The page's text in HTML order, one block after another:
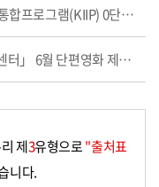
2026년 2학기 이민자 사회통합프로그램(KIIP) 0단계 시간표 및 과정 신청 안내
「다문화마을특구 미디어센터」 6월 단편영화 제작 워크숍 수강생 모집
제3유형으로"출처표
니다.